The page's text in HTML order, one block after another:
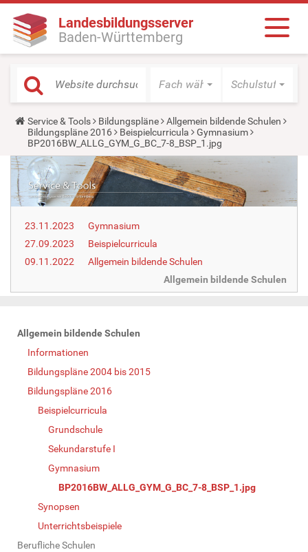
Landesbildungsserver
Baden-Württemberg
Fach wählen Schulstufe
Y
o
u
a
r
h
e
r
:
Service & Tools Bildungspläne
Allgemein bildende Schulen
Bildungspläne 2016
Beispielcurricula
Gymnasium
BP2016BW_ALLG_GYM_G_BC_7-8_BSP_1.jpg
23.11.2023
Gymnasium
27.09.2023
Beispielcurricula
09.11.2022
Allgemein bildende Schulen
Allgemein bildende Schulen
N
Allgemein bildende Schulen
Informationen
Bildungspläne 2004 bis 2015
Bildungspläne 2016
Beispielcurricula
Grundschule
Sekundarstufe I
Gymnasium
BP2016BW_ALLG_GYM_G_BC_7-8_BSP_1.jpg
Synopsen
Unterrichtsbeispiele
Berufliche Schulen